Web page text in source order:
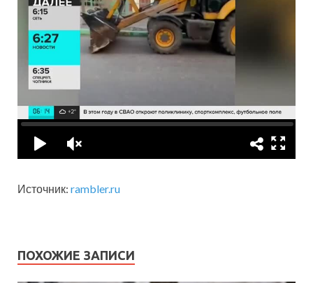
Источник: rambler.ru
ПОХОЖИЕ ЗАПИСИ